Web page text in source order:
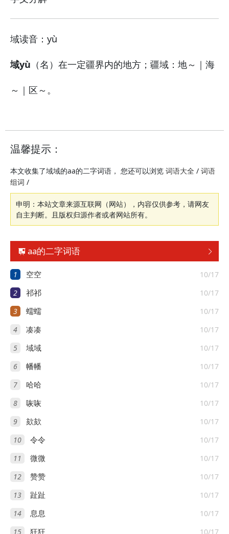
域读音：yù
域yù （名）在一定疆界内的地方；疆域： 地～｜海
～｜区～。
温馨提示：
本文收集了域域的aa的二字词语， 您还可以浏览 词语大全 / 词语
组词 /
申明：本站文章来源互联网（网站），内容仅供参考，请网友
自主判断。且版权归源作者或者网站所有。

 aa的二字词语
1 10/17
空空
2 10/17
祁祁
3 10/17
蠕蠕
4 10/17
凑凑
5 10/17
域域
6 10/17
幡幡
7 10/17
哈哈
8 10/17
咴咴
9 10/17
欬欬
10 10/17
令令
11 10/17
微微
12 10/17
赞赞
13 10/17
趾趾
14 10/17
息息
15 10/17
狂狂